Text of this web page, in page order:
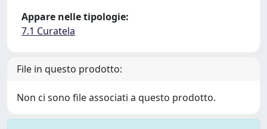
Appare nelle tipologie:
7.1 Curatela
File in questo prodotto:
Non ci sono file associati a questo prodotto.